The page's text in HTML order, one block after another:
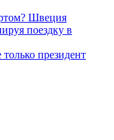
Швеция
поездку в
президент